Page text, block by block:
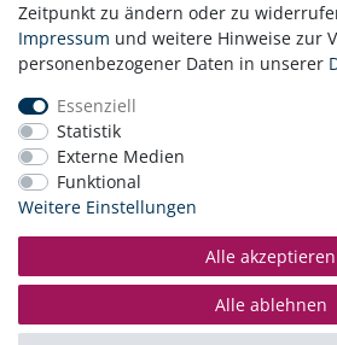
Zahlung
Versand
AGB
Hinweis zur Batterieentsorgung
Erklärung zur Barrierefreiheit
Kontakt
Vertrag widerrufen
© Copyright 2026 | Alle Rechte vorbehalten.
Zeitpunkt zu ändern oder zu
Impressum und weitere Hinweise zur
personenbezogener Daten in unserer
Essenziell
Statistik
Externe Medien
Funktional
Weitere Einstellungen
Alle akzeptieren
Alle ablehnen